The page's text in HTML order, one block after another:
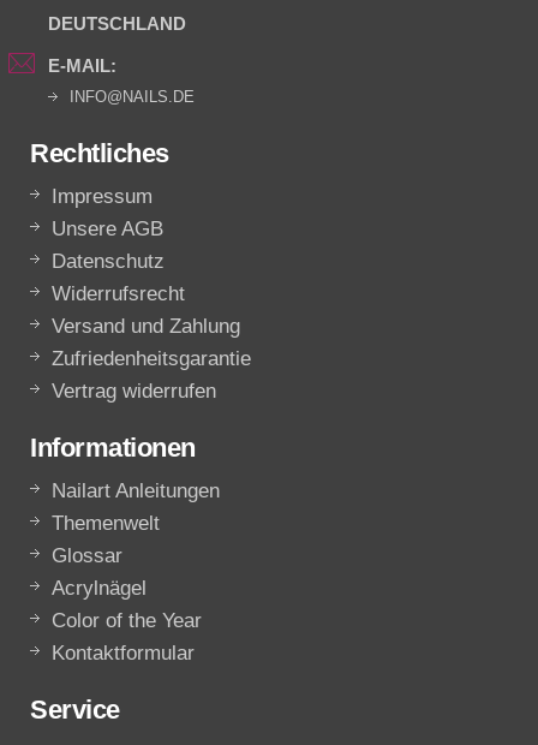
DEUTSCHLAND
E-MAIL:
INFO@NAILS.DE
Rechtliches
Impressum
Unsere AGB
Datenschutz
Widerrufsrecht
Versand und Zahlung
Zufriedenheitsgarantie
Vertrag widerrufen
Informationen
Nailart Anleitungen
Themenwelt
Glossar
Acrylnägel
Color of the Year
Kontaktformular
Service